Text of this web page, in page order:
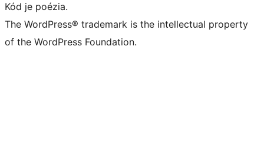
Kód je poézia.
The WordPress® trademark is the intellectual property
of the WordPress Foundation.